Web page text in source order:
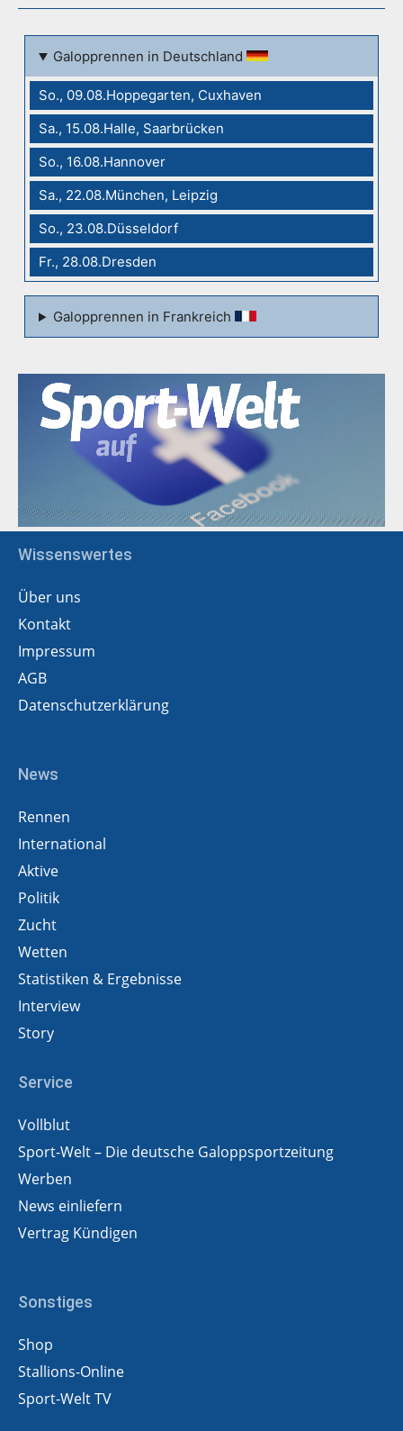
Galopprennen in Deutschland
So., 09.08.Hoppegarten, Cuxhaven
Sa., 15.08.Halle, Saarbrücken
So., 16.08.Hannover
Sa., 22.08.München, Leipzig
So., 23.08.Düsseldorf
Fr., 28.08.Dresden
Galopprennen in Frankreich
Wissenswertes
Über uns
Kontakt
Impressum
AGB
Datenschutzerklärung
News
Rennen
International
Aktive
Politik
Zucht
Wetten
Statistiken & Ergebnisse
Interview
Story
Service
Vollblut
Sport-Welt – Die deutsche Galoppsportzeitung
Werben
News einliefern
Vertrag Kündigen
Sonstiges
Shop
Stallions-Online
Sport-Welt TV